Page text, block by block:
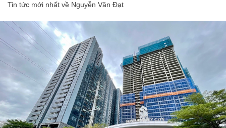
Tin tức mới nhất về Nguyễn Văn Đạt